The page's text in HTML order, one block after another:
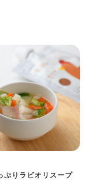
ぷりラビオリスープ